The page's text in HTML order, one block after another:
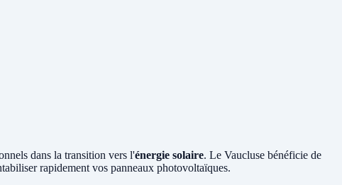
dans la transition vers l'énergie solaire. Le Vaucluse bénéficie de
rapidement vos panneaux photovoltaïques.